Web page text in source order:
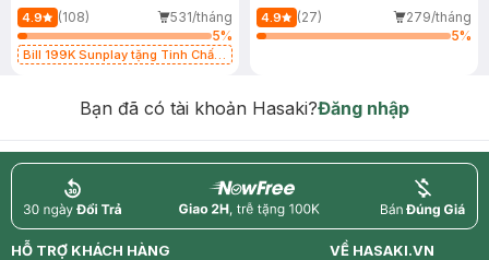
4.9 (108)
531/tháng
5%
Bill 199K Sunplay tặng Tinh Chất
4.9 (27)
279/tháng
5%
Bạn đã có tài khoản Hasaki?Đăng nhập
return nowfree price
HỖ TRỢ KHÁCH HÀNG
VỀ HASAKI.VN